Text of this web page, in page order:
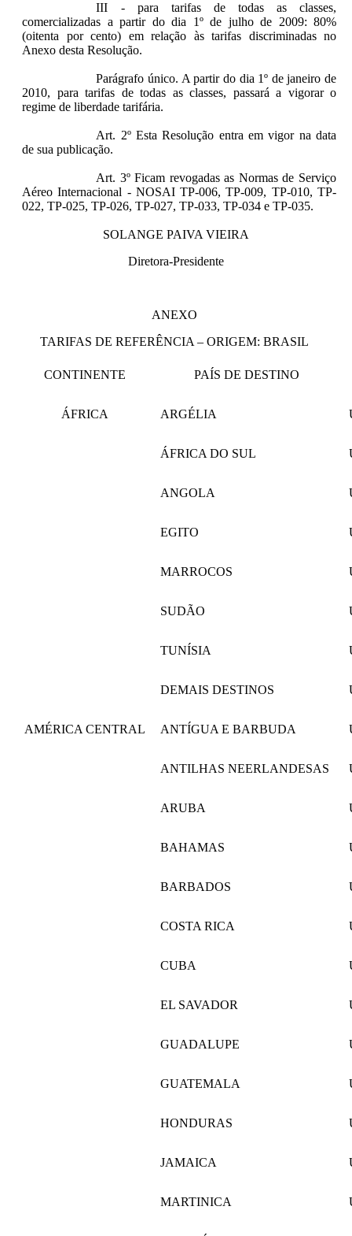
III - para tarifas de todas as classes,
comercializadas a partir do dia 1º de julho de 2009: 80%
(oitenta por cento) em relação às tarifas discriminadas no
Anexo desta Resolução.
Parágrafo único. A partir do dia 1º de janeiro de
2010, para tarifas de todas as classes, passará a vigorar o
regime de liberdade tarifária.
Art. 2º Esta Resolução entra em vigor na data
de sua publicação.
Art. 3º Ficam revogadas as Normas de Serviço
Aéreo Internacional - NOSAI TP-006, TP-009, TP-010, TP-
022, TP-025, TP-026, TP-027, TP-033, TP-034 e TP-035.
SOLANGE PAIVA VIEIRA
Diretora-Presidente
ANEXO
TARIFAS DE REFERÊNCIA – ORIGEM: BRASIL
CONTINENTE PAÍS DE DESTINO
ÁFRICA ARGÉLIA
ÁFRICA DO SUL
ANGOLA
EGITO
MARROCOS
SUDÃO
TUNÍSIA
DEMAIS DESTINOS
AMÉRICA CENTRAL ANTÍGUA E BARBUDA
ANTILHAS NEERLANDESAS
ARUBA
BAHAMAS
BARBADOS
COSTA RICA
CUBA
EL SAVADOR
GUADALUPE
GUATEMALA
HONDURAS
JAMAICA
MARTINICA